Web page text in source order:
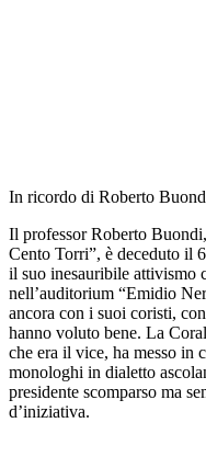
In ricordo di Roberto
Il professor Roberto
Cento Torri”, è deceduto il
il suo inesauribile attivismo
nell’auditorium “Emidio
ancora con i suoi coristi,
hanno voluto bene. La
che era il vice, ha messo in
monologhi in dialetto
presidente scomparso ma
d’iniziativa.